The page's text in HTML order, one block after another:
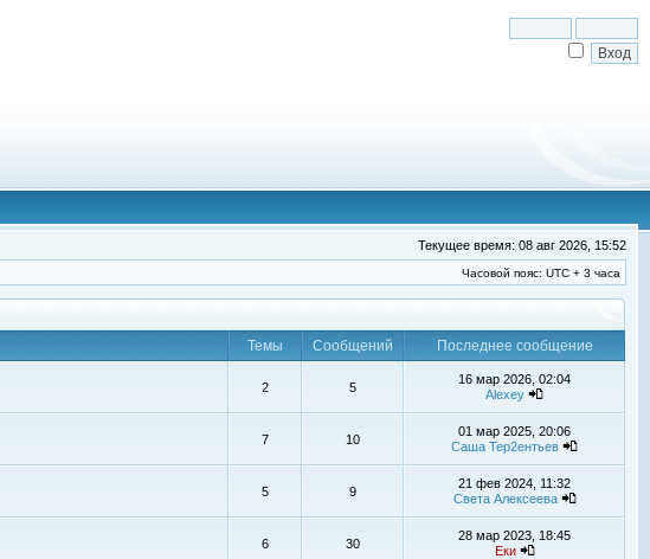
Текущее время: 08 авг 2026, 15:52
Часовой пояс: UTC + 3 часа
Темы Сообщений
Последнее сообщение
2 5
16 мар 2026, 02:04
Alexey
7 10
01 мар 2025, 20:06
Саша Тер2ентьев
5 9
21 фев 2024, 11:32
Света Алексеева
6 30
28 мар 2023, 18:45
Еки